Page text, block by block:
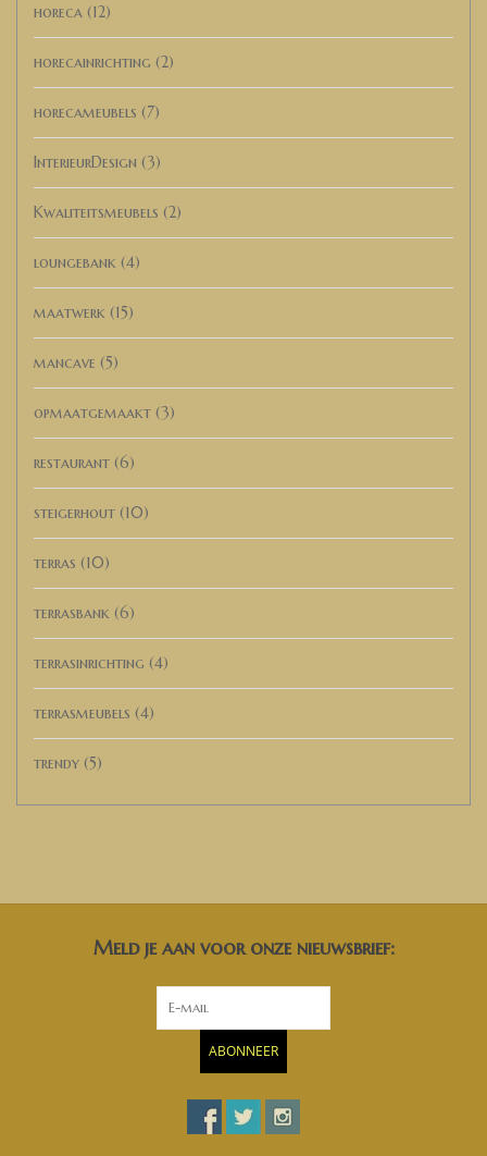
horeca (12)
horecainrichting (2)
horecameubels (7)
InterieurDesign (3)
Kwaliteitsmeubels (2)
loungebank (4)
maatwerk (15)
mancave (5)
opmaatgemaakt (3)
restaurant (6)
steigerhout (10)
terras (10)
terrasbank (6)
terrasinrichting (4)
terrasmeubels (4)
trendy (5)
Meld je aan voor onze nieuwsbrief:
ABONNEER